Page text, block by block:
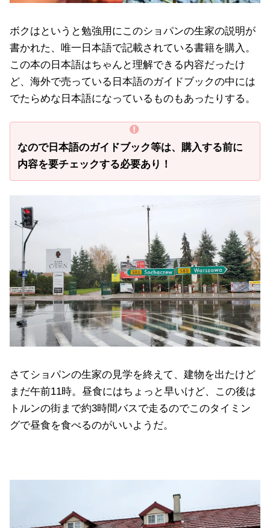
ボクはというと勉強用にこのショパンの生家の説明が
書かれた、唯一日本語で記載されている書籍を購入。
この本の日本語はちゃんと理解できる内容だったけ
ど、海外で売っている日本語のガイドブックの中には
でたらめな日本語になっているものもあったりする。
なので日本語のガイドブック等は、購入する前に
内容を要チェックする必要あり！
さてショパンの生家の見学を終えて、建物を出たけど
まだ午前11時。昼食にはちょっと早いけど、この後は
トルンの街まで約3時間バスで走るのでこのタイミン
グで昼食を食べるのがいいようだ。